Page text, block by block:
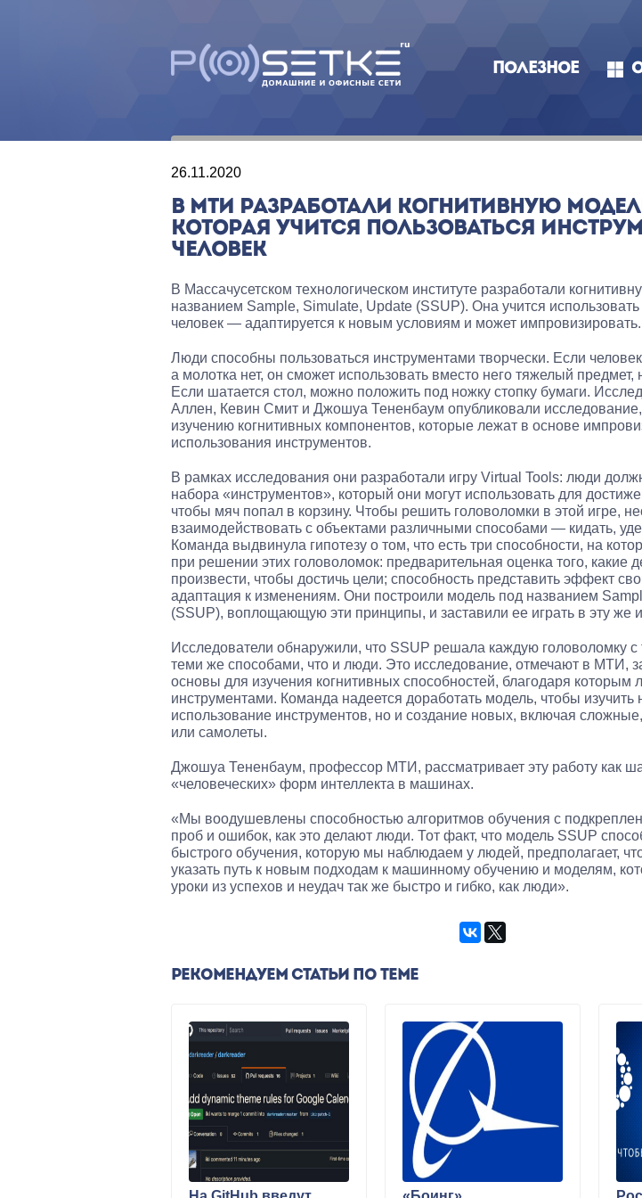
ПОЛЕЗНОЕ
26.11.2020
В МТИ РАЗРАБОТАЛИ КОГНИТИВНУЮ
КОТОРАЯ УЧИТСЯ ПОЛЬЗОВАТЬСЯ
ЧЕЛОВЕК
В Массачусетском технологическом институте разработали
названием Sample, Simulate, Update (SSUP). Она учится
человек — адаптируется к новым условиям и может импровизировать.
Люди способны пользоваться инструментами творчески. Если
а молотка нет, он сможет использовать вместо него тяжелый
Если шатается стол, можно положить под ножку стопку бумаги.
Аллен, Кевин Смит и Джошуа Тененбаум опубликовали
изучению когнитивных компонентов, которые лежат в основе
использования инструментов.
В рамках исследования они разработали игру Virtual Tools: люди
набора «инструментов», который они могут использовать для
чтобы мяч попал в корзину. Чтобы решить головоломки в этой игре,
взаимодействовать с объектами различными способами — кидать,
Команда выдвинула гипотезу о том, что есть три способности, на
при решении этих головоломок: предварительная оценка того, какие
произвести, чтобы достичь цели; способность представить эффект
адаптация к изменениям. Они построили модель под названием
(SSUP), воплощающую эти принципы, и заставили ее играть в эту же
Исследователи обнаружили, что SSUP решала каждую головоломку с
теми же способами, что и люди. Это исследование, отмечают в МТИ,
основы для изучения когнитивных способностей, благодаря которым
инструментами. Команда надеется доработать модель, чтобы изучить
использование инструментов, но и создание новых, включая
или самолеты.
Джошуа Тененбаум, профессор МТИ, рассматривает эту работу как
«человеческих» форм интеллекта в машинах.
«Мы воодушевлены способностью алгоритмов обучения с
проб и ошибок, как это делают люди. Тот факт, что модель SSUP
быстрого обучения, которую мы наблюдаем у людей, предполагает,
указать путь к новым подходам к машинному обучению и моделям,
уроки из успехов и неудач так же быстро и гибко, как люди».
РЕКОМЕНДУЕМ СТАТЬИ ПО ТЕМЕ